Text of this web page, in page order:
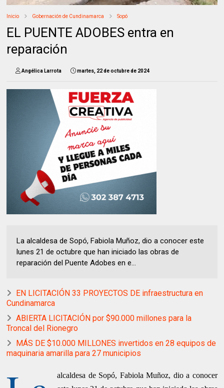
Inicio Gobernación de Cundinamarca Sopó
EL PUENTE ADOBES entra en
reparación
Angélica Larrota martes, 22 de octubre de 2024
La alcaldesa de Sopó, Fabiola Muñoz, dio a conocer este
lunes 21 de octubre que han iniciado las obras de
reparación del Puente Adobes en e...
EN LICITACIÓN 33 PROYECTOS DE infraestructura en
Cundinamarca
ABIERTA LICITACIÓN por $90.000 millones para la
Troncal del Rionegro
MÁS DE $10.000 MILLONES invertidos en 28 equipos de
maquinaria amarilla para 27 municipios
alcaldesa de Sopó, Fabiola Muñoz, dio a conocer